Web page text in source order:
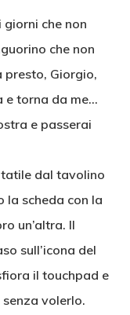
che non
che non
presto, Giorgio,
e torna da me…
e passerai
dal tavolino
la scheda con la
un’altra. Il
sull’icona del
il touchpad e
volerlo.